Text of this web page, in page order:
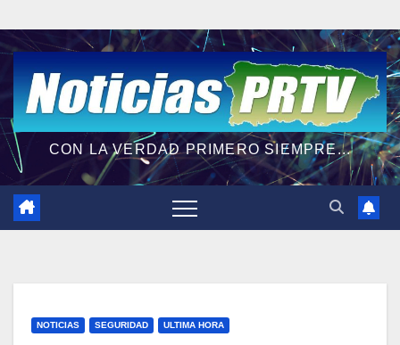
CON LA VERDAD PRIMERO SIEMPRE...
NOTICIAS SEGURIDAD ULTIMA HORA